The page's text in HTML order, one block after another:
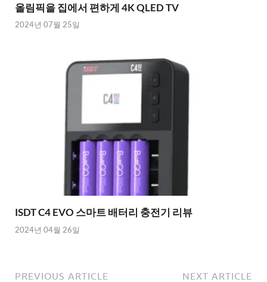
올림픽을 집에서 편하게 4K QLED TV
2024년 07월 25일
ISDT C4 EVO 스마트 배터리 충전기 리뷰
2024년 04월 26일
PREVIOUS ARTICLE NEXT ARTICLE